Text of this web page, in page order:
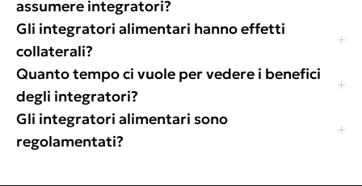
assumere integratori?
Gli integratori alimentari hanno effetti
collaterali?
Quanto tempo ci vuole per vedere i benefici
degli integratori?
Gli integratori alimentari sono
regolamentati?